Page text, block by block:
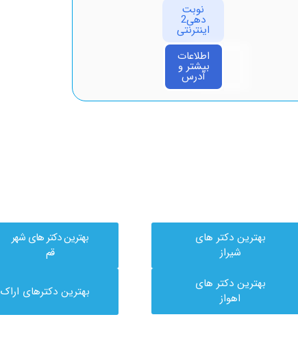
نوبت
دهی2
اینترنتی
اطلاعات
بیشتر و
آدرس
بهترین دکتر های
شیراز
بهترین دکتر های
اهواز
بهترین دکتر های شهر
قم
بهترین دکترهای اراک